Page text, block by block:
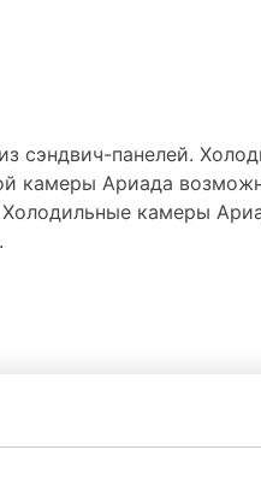
сэндвич-панелей.
камеры Ариада
камеры